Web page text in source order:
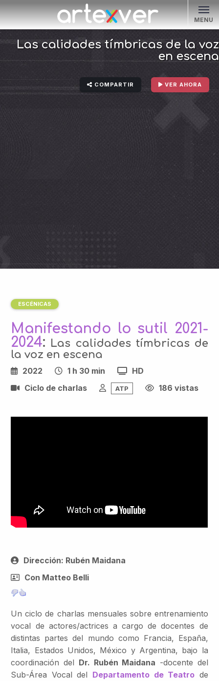
MENU
Las calidades tímbricas de la voz
en escena
VER AHORA
COMPARTIR
ESCÉNICAS
Manifestando lo sutil 2021-
2024: Las calidades tímbricas de
la voz en escena
2022 1 h 30 min
HD
Ciclo de charlas
ATP 186 vistas
Dirección: Rubén Maidana
Con Matteo Belli
Un ciclo de charlas mensuales sobre entrenamiento
vocal de actores/actrices a cargo de docentes de
distintas partes del mundo como Francia, España,
Italia, Estados Unidos, México y Argentina, bajo la
coordinación del Dr. Rubén Maidana -docente del
Sub-Área Vocal del Departamento de Teatro de